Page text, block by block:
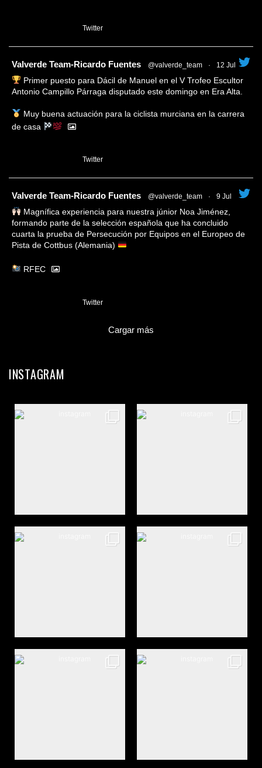
Twitter
Valverde Team-Ricardo Fuentes @valverde_team · 12 Jul
Primer puesto para Dácil de Manuel en el V Trofeo Escultor
Antonio Campillo Párraga disputado este domingo en Era Alta.
Muy buena actuación para la ciclista murciana en la carrera
de casa
Twitter
Valverde Team-Ricardo Fuentes @valverde_team · 9 Jul
Magnífica experiencia para nuestra júnior Noa Jiménez,
formando parte de la selección española que ha concluido
cuarta la prueba de Persecución por Equipos en el Europeo de
Pista de Cottbus (Alemania)
RFEC
Twitter
Cargar más
INSTAGRAM